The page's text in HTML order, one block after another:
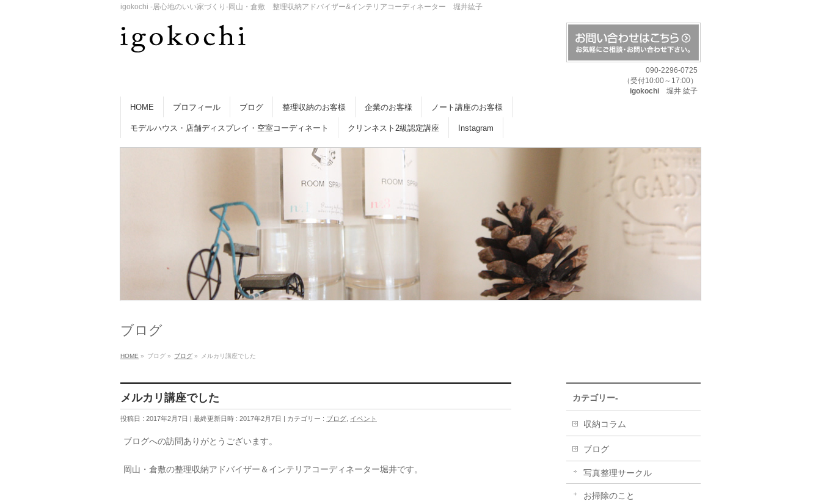
igokochi -居心地のいい家づくり-岡山・倉敷 整理収納アドバイザー&インテリアコーディネーター 堀井紘子
090-2296-0725
（受付10:00～17:00）
igokochi 堀井 紘子
HOME プロフィール ブログ 整理収納のお客様 企業のお客様 ノート講座のお客様
モデルハウス・店舗ディスプレイ・空室コーディネート クリンネスト2級認定講座 Instagram
ブログ
HOME » ブログ » ブログ » メルカリ講座でした
メルカリ講座でした
投稿日 : 2017年2月7日 最終更新日時 : 2017年2月7日 カテゴリー : ブログ イベント
ブログへの訪問ありがとうございます。
岡山・倉敷の整理収納アドバイザー＆インテリアコーディネーター堀井です。
カテゴリー-
収納コラム
ブログ
写真整理サークル
お掃除のこと